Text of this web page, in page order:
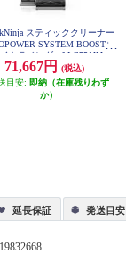
スティッククリーナー
SYSTEM BOOST+
トラベンダー] LC751JLV
71,667円
(税込)
目安: 即納（在庫残りわず
か）
延長保証 発送目安